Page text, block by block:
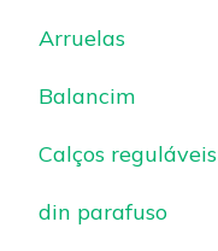
Arruelas
Balancim
Calços reguláveis
din parafuso